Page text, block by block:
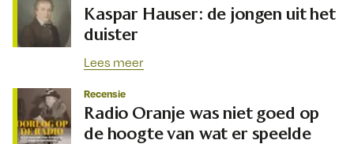
Kaspar Hauser: de jongen uit het
duister
Lees meer
Recensie
Radio Oranje was niet goed op
de hoogte van wat er speelde